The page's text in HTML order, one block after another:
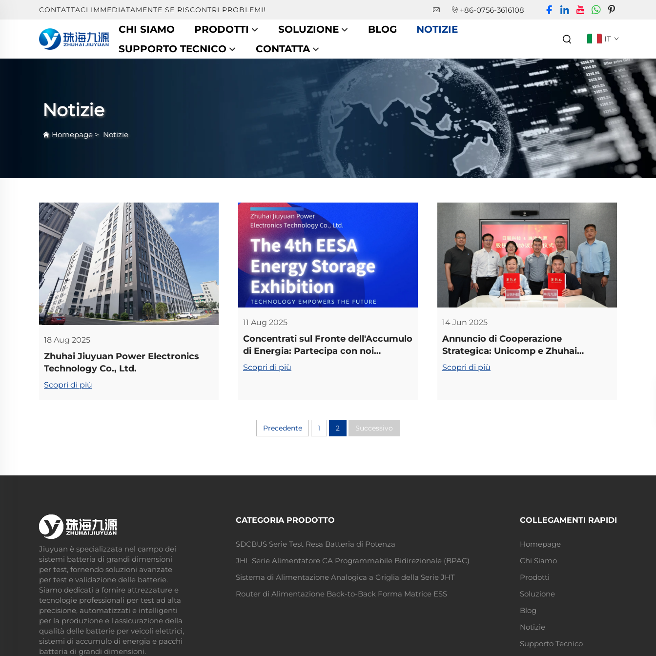
CONTATTACI IMMEDIATAMENTE SE RISCONTRI PROBLEMI! +86-0756-3616108
CHI SIAMO PRODOTTI SOLUZIONE BLOG
NOTIZIE
SUPPORTO TECNICO
CONTATTA
IT
Notizie
Homepage > Notizie
18 Aug 2025
Zhuhai Jiuyuan Power Electronics
Technology Co., Ltd.
Scopri di più
11 Aug 2025
Concentrati sul Fronte dell'Accumulo
di Energia: Partecipa con noi
all'Esposizione dell'Accumulo di
Scopri di più
14 Jun 2025
Annuncio di Cooperazione
Strategica: Unicomp e Zhuhai
Jiuyuan Uniscono le Forze per un
Scopri di più
Precedente 1 2 Successivo
Jiuyuan è specializzata nel campo dei
sistemi batteria di grandi dimensioni
per test, fornendo soluzioni avanzate
per test e validazione delle batterie.
Siamo dedicati a fornire attrezzature e
tecnologie professionali per test ad alta
precisione, automatizzati e intelligenti
per la produzione e l'assicurazione della
qualità delle batterie per veicoli elettrici,
sistemi di accumulo di energia e pacchi
batteria di grandi dimensioni.
CATEGORIA PRODOTTO
SDCBUS Serie Test Resa Batteria di Potenza
JHL Serie Alimentatore CA Programmabile Bidirezionale (BPAC)
Sistema di Alimentazione Analogica a Griglia della Serie JHT
Router di Alimentazione Back-to-Back Forma Matrice ESS
COLLEGAMENTI RAPIDI
Homepage
Chi Siamo
Prodotti
Soluzione
Blog
Notizie
Supporto Tecnico